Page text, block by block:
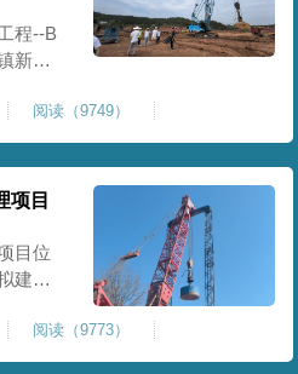
设备3
程--B
新建
次，
施工
现场
认工
。在
规范
阅读（9749）
项目
目位
建生
较
场地
阅读（9773）